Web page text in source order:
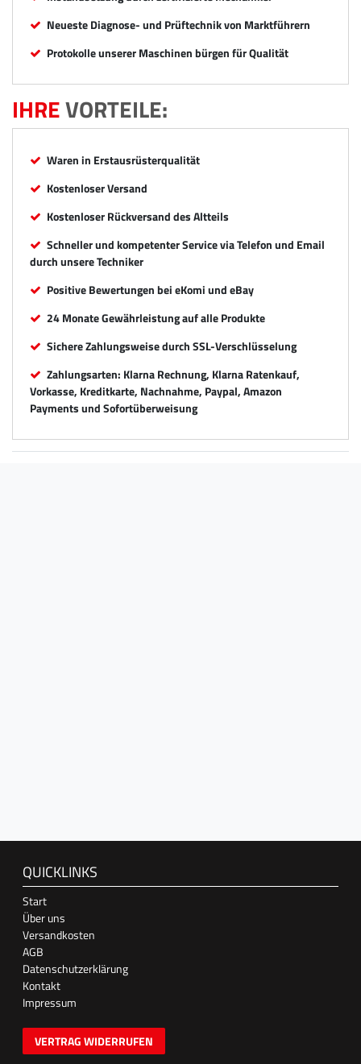
Neueste Diagnose- und Prüftechnik von Marktführern
Protokolle unserer Maschinen bürgen für Qualität
IHREVORTEILE:
Waren in Erstausrüsterqualität
Kostenloser Versand
Kostenloser Rückversand des Altteils
Schneller und kompetenter Service via Telefon und Email
durch unsere Techniker
Positive Bewertungen bei eKomi und eBay
24 Monate Gewährleistung auf alle Produkte
Sichere Zahlungsweise durch SSL-Verschlüsselung
Zahlungsarten: Klarna Rechnung, Klarna Ratenkauf,
Vorkasse, Kreditkarte, Nachnahme, Paypal, Amazon
Payments und Sofortüberweisung
QUICKLINKS
Start
Über uns
Versandkosten
AGB
Datenschutzerklärung
Kontakt
Impressum
VERTRAG WIDERRUFEN